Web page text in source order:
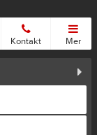
Kontakt Mer